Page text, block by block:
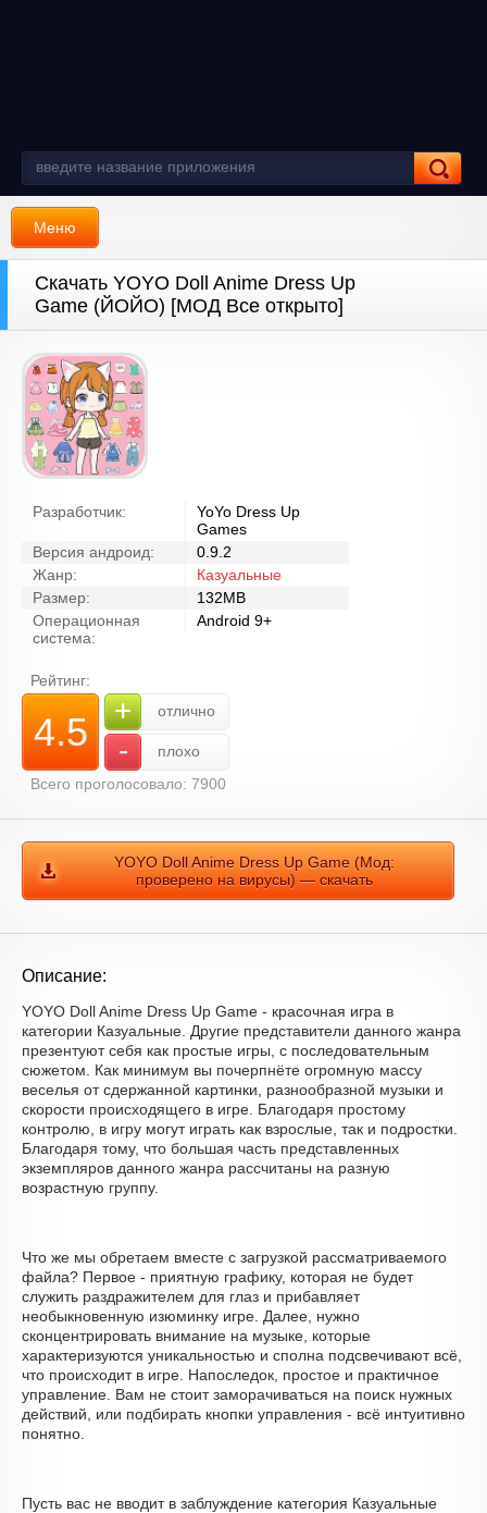
Меню
Скачать YOYO Doll Anime Dress Up
Game (ЙОЙО) [МОД Все открыто]
Разработчик:
YoYo Dress Up
Games
Версия андроид:
0.9.2
Жанр:
Казуальные
Размер:
132MB
Операционная
система:
Android 9+
Рейтинг:
4.5 + отлично
-
плохо
Всего проголосовало: 7900
YOYO Doll Anime Dress Up Game (Мод:
проверено на вирусы) — скачать
Описание:
YOYO Doll Anime Dress Up Game - красочная игра в
категории Казуальные. Другие представители данного жанра
презентуют себя как простые игры, с последовательным
сюжетом. Как минимум вы почерпнёте огромную массу
веселья от сдержанной картинки, разнообразной музыки и
скорости происходящего в игре. Благодаря простому
контролю, в игру могут играть как взрослые, так и подростки.
Благодаря тому, что большая часть представленных
экземпляров данного жанра рассчитаны на разную
возрастную группу.
Что же мы обретаем вместе с загрузкой рассматриваемого
файла? Первое - приятную графику, которая не будет
служить раздражителем для глаз и прибавляет
необыкновенную изюминку игре. Далее, нужно
сконцентрировать внимание на музыке, которые
характеризуются уникальностью и сполна подсвечивают всё,
что происходит в игре. Напоследок, простое и практичное
управление. Вам не стоит заморачиваться на поиск нужных
действий, или подбирать кнопки управления - всё интуитивно
понятно.
Пусть вас не вводит в заблуждение категория Казуальные